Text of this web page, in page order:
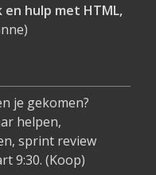
hulp met HTML,
je gekomen?
helpen,
sprint review
9:30. (Koop)